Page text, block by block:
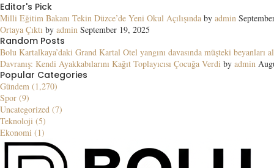
Editor's Pick
Milli Eğitim Bakanı Tekin Düzce’de Yeni Okul Açılışında by admin
Ortaya Çıktı by admin September 19, 2025
Random Posts
Bolu Kartalkaya’daki Grand Kartal Otel yangını davasında müşteki beyanları
Davranış: Kendi Ayakkabılarını Kağıt Toplayıcısı Çocuğa Verdi by admin
Popular Categories
Gündem (1,270)
Spor (9)
Uncategorized (7)
Teknoloji (5)
Ekonomi (1)